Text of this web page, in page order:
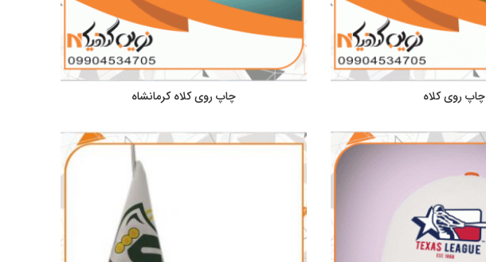
چاپ روی کلاه چاپ روی کلاه کرمانشاه